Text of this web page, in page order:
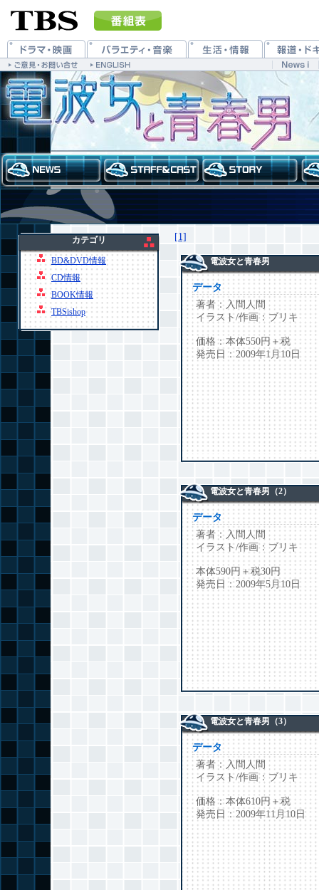
カテゴリ
BD&DVD情報
CD情報
BOOK情報
TBSishop
[1]
電波女と青春男
データ
著者：入間人間
イラスト/作画：ブリキ
価格：本体550円＋税
発売日：2009年1月10日
電波女と青春男（2）
データ
著者：入間人間
イラスト/作画：ブリキ
本体590円＋税30円
発売日：2009年5月10日
電波女と青春男（3）
データ
著者：入間人間
イラスト/作画：ブリキ
価格：本体610円＋税
発売日：2009年11月10日